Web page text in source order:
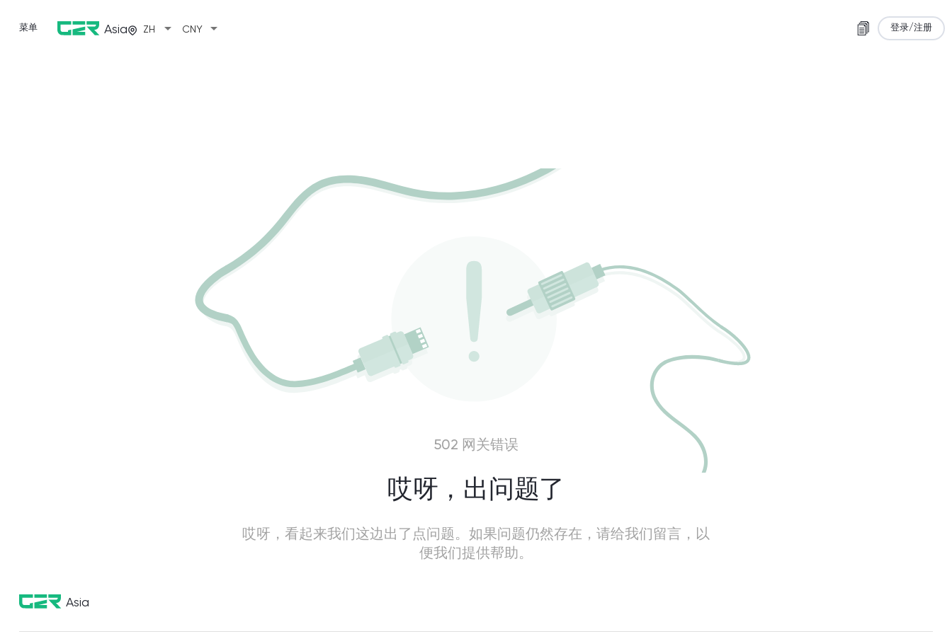
菜单 Asia ZH arrow_drop_down CNY arrow_drop_down 登录/注册
502 网关错误
哎呀，出问题了
哎呀，看起来我们这边出了点问题。如果问题仍然存在，请给我们留言，以
便我们提供帮助。
Asia